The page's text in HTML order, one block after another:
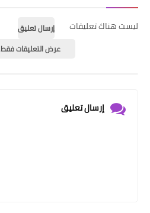
ليست هناك تعليقات
إرسال تعليق
عرض التعليقات فقط
إرسال تعليق